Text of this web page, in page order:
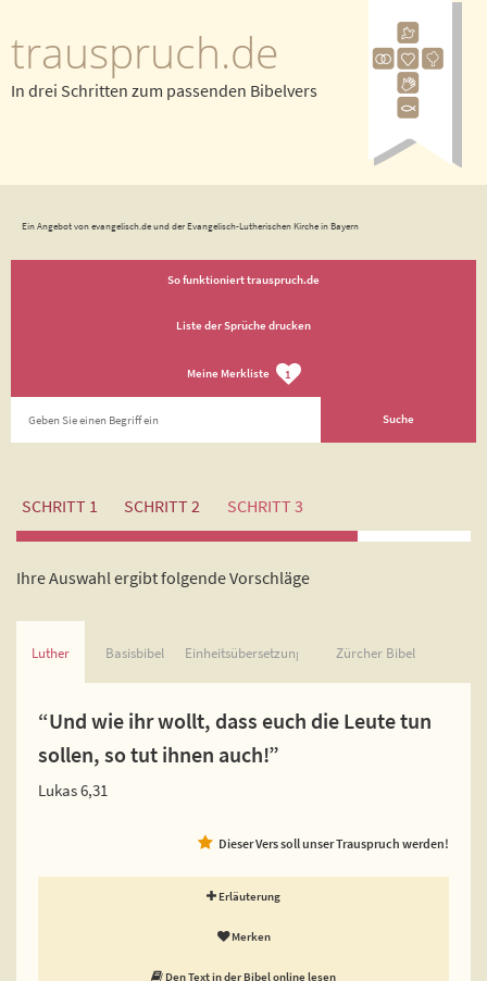
trauspruch.de
In drei Schritten zum passenden Bibelvers
Ein Angebot von evangelisch.de und der Evangelisch-Lutherischen Kirche in Bayern
So funktioniert trauspruch.de
Liste der Sprüche drucken
Meine Merkliste 1
SCHRITT 1 SCHRITT 2 SCHRITT 3
Ihre Auswahl ergibt folgende Vorschläge
Luther Basisbibel Einheitsübersetzung Zürcher Bibel
“Und wie ihr wollt, dass euch die Leute tun
sollen, so tut ihnen auch!”
Lukas 6,31
Dieser Vers soll unser Trauspruch werden!
Erläuterung
Merken
Den Text in der Bibel online lesen